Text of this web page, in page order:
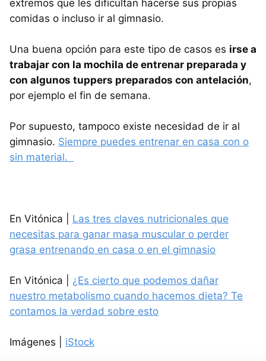
extremos que les dificultan hacerse sus propias
comidas o incluso ir al gimnasio.
Una buena opción para este tipo de casos es irse a
trabajar con la mochila de entrenar preparada y
con algunos tuppers preparados con antelación,
por ejemplo el fin de semana.
Por supuesto, tampoco existe necesidad de ir al
gimnasio. Siempre puedes entrenar en casa con o
sin material.
En Vitónica | Las tres claves nutricionales que
necesitas para ganar masa muscular o perder
grasa entrenando en casa o en el gimnasio
En Vitónica | ¿Es cierto que podemos dañar
nuestro metabolismo cuando hacemos dieta? Te
contamos la verdad sobre esto
Imágenes | iStock